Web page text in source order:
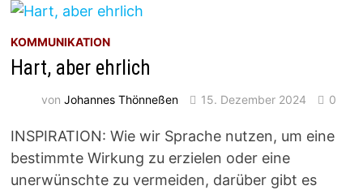
KOMMUNIKATION
Hart, aber ehrlich
vonJohannes Thönneßen 15. Dezember 2024 0
INSPIRATION: Wie wir Sprache nutzen, um eine
bestimmte Wirkung zu erzielen oder eine
unerwünschte zu vermeiden, darüber gibt es